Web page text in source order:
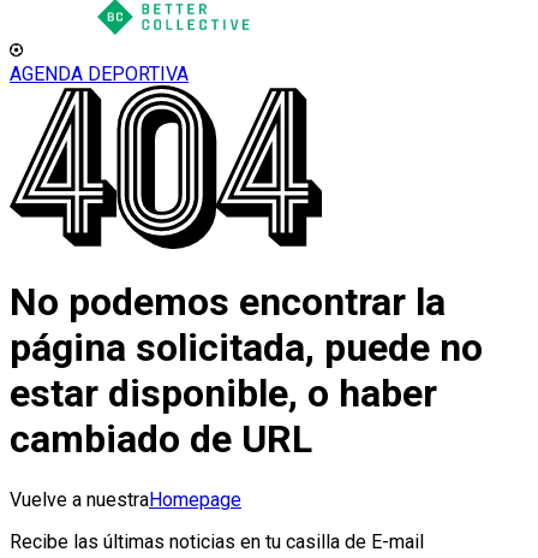
AGENDA DEPORTIVA
No podemos encontrar la
página solicitada, puede no
estar disponible, o haber
cambiado de URL
Vuelve a nuestraHomepage
Recibe las últimas noticias en tu casilla de E-mail